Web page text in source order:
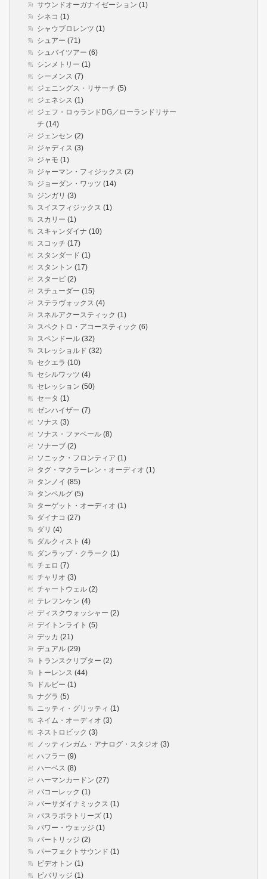
サウンドオーガナイゼーション (1)
シネコ (1)
シャウブロレンツ (1)
シュアー (71)
シュバイツアー (6)
シンメトリー (1)
シーメンス (7)
ジェニングス・リサーチ (5)
ジェネシス (1)
ジェフ・ロゥランドDG／ローランドリサー
チ (14)
ジェンセン (2)
ジャディス (3)
ジャモ (1)
ジャーマン・フィジックス (2)
ジョーダン・ワッツ (14)
ジンガリ (3)
スイスフィジックス (1)
スカリー (1)
スキャンダイナ (10)
スコッチ (17)
スタンダード (1)
スタントン (17)
スタービ (2)
スチューダー (15)
ステラヴォックス (4)
スネルアクースティック (1)
スペクトロ・アコースティック (6)
スペンドール (32)
スレッショルド (32)
セクエラ (10)
セシルワッツ (4)
セレッション (50)
セータ (1)
ゼンハイザー (7)
ソナス (3)
ソナス・ファベール (8)
ソナーブ (2)
ソニック・フロンティア (1)
タグ・マクラーレン・オーディオ (1)
タンノイ (85)
タンベルグ (5)
ターゲット・オーディオ (1)
ダイナコ (27)
ダリ (4)
ダルクィスト (4)
ダンラップ・クラーク (1)
チェロ (7)
チャリオ (3)
チャートウェル (2)
テレフンケン (4)
ディスクウォッシャー (2)
デイトンライト (5)
デッカ (21)
デュアル (29)
トランスクリプター (2)
トーレンス (44)
ドルビー (1)
ナグラ (5)
ニッティ・グリッティ (1)
ネイム・オーディオ (3)
ネストロビック (3)
ノッティンガム・アナログ・スタジオ (3)
ハフラー (9)
ハーベス (8)
ハーマンカードン (27)
バコーレック (1)
バーサダイナミックス (1)
パスラボラトリーズ (1)
パワー・ウェッジ (1)
パートリッジ (2)
パーフェクトサウンド (1)
ビデオトン (1)
ビバリッジ (1)